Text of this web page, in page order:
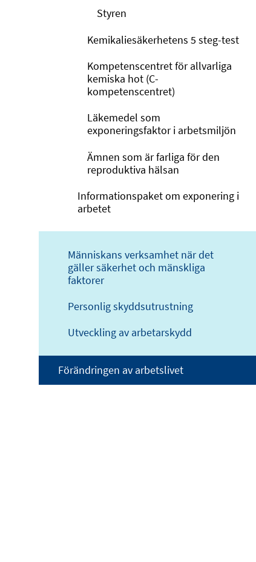
Styren
Kemikaliesäkerhetens 5 steg-test
Kompetenscentret för allvarliga
kemiska hot (C-
kompetenscentret)
Läkemedel som
exponeringsfaktor i arbetsmiljön
Ämnen som är farliga för den
reproduktiva hälsan
Informationspaket om exponering i
arbetet
Människans verksamhet när det
gäller säkerhet och mänskliga
faktorer
Personlig skyddsutrustning
Utveckling av arbetarskydd
Förändringen av arbetslivet